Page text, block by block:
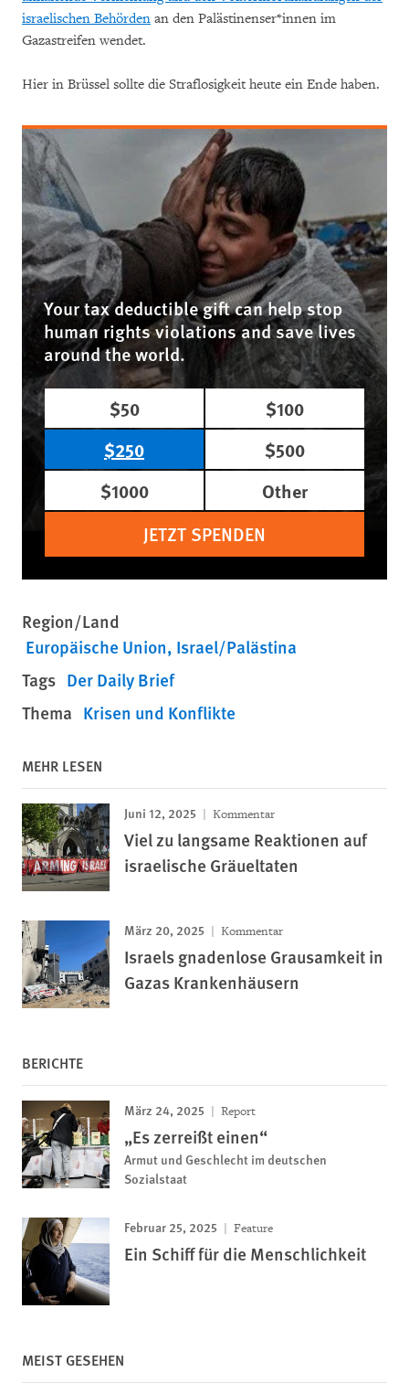
israelischen Behörden an den Palästinenser*innen im
Gazastreifen wendet.
Hier in Brüssel sollte die Straflosigkeit heute ein Ende haben.
Your tax deductible gift can help stop
human rights violations and save lives
around the world.
$50
$100
$250
$500
$1000
Other
JETZT SPENDEN
Region/Land
Europäische Union Israel/Palästina
Tags Der Daily Brief
Thema Krisen und Konflikte
MEHR LESEN
Juni 12, 2025 Kommentar
Viel zu langsame Reaktionen auf
israelische Gräueltaten
März 20, 2025 Kommentar
Israels gnadenlose Grausamkeit in
Gazas Krankenhäusern
BERICHTE
März 24, 2025 Report
„Es zerreißt einen“
Armut und Geschlecht im deutschen
Sozialstaat
Februar 25, 2025 Feature
Ein Schiff für die Menschlichkeit
MEIST GESEHEN